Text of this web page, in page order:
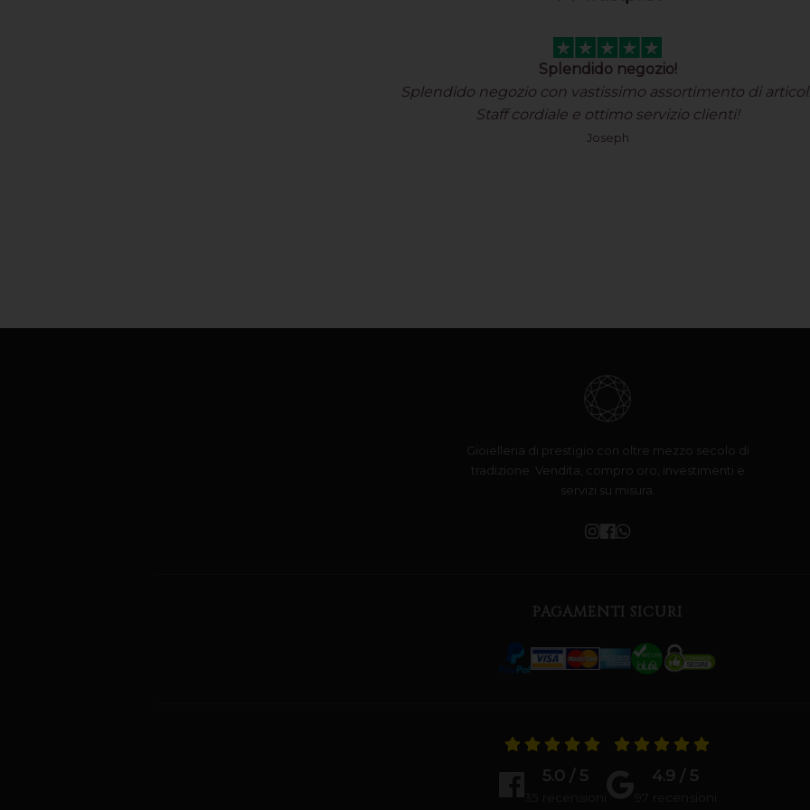
Splendido negozio!
Splendido negozio con vastissimo assortimento di
Staff cordiale e ottimo servizio clienti!
Joseph
Gioielleria di prestigio con oltre mezzo secolo di
tradizione. Vendita, compro oro, investimenti e
servizi su misura.
PAGAMENTI SICURI
5.0 / 5 4.9 / 5